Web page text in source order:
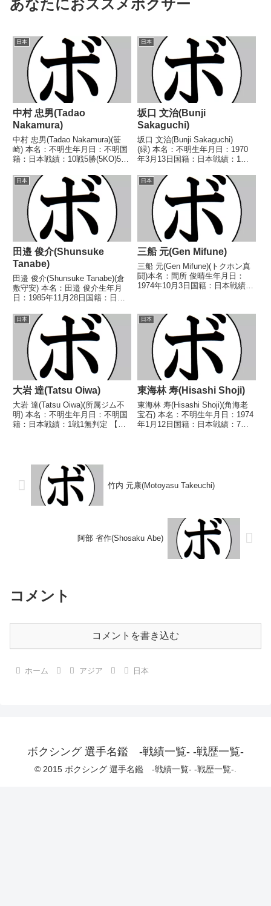
あなたにおススメボクサー
日本
中村 忠男(Tadao
Nakamura)
中村 忠男(Tadao Nakamura)(笹
崎) 本名：不明生年月日：不明国
籍：日本戦績：10戦5勝(5KO)5
歴】■1965年度東日本フェザー級
新人王予選1965/09/23 ●4R判定
(採点不明) 吉原...
日本
坂口 文治(Bunji
Sakaguchi)
坂口 文治(Bunji Sakaguchi)
(緑) 本名：不明生年月日：1970
年3月13日国籍：日本戦績：1戦1
歴】■1992年度中日本ウェルター
級新人王決勝1992/09/23
●1RTKO 伊地知 直樹(...
日本
田邉 俊介(Shunsuke
Tanabe)
田邉 俊介(Shunsuke Tanabe)(倉
敷守安) 本名：田邉 俊介生年月
日：1985年11月28日国籍：日本
ル】なし 【戦歴】2021/04/18
○4R判定 2-0(40-36、39-37、38-
日本
三船 元(Gen Mifune)
三船 元(Gen Mifune)(トクホン真
闘)本名：間所 俊晴生年月日：
1974年10月3日国籍：日本戦績：
ー級新人王【戦歴】1993/10/02
○1RKO 矢作 ...
日本
大岩 達(Tatsu Oiwa)
大岩 達(Tatsu Oiwa)(所属ジム不
明) 本名：不明生年月日：不明国
籍：日本戦績：1戦1無判定 【獲
報】・BoxRecでは選手情...
日本
東海林 寿(Hisashi Shoji)
東海林 寿(Hisashi Shoji)(角海老
宝石) 本名：不明生年月日：1974
年1月12日国籍：日本戦績：7戦4
竹内 元康(Motoyasu Takeuchi)
阿部 省作(Shosaku Abe)
コメント
コメントを書き込む
ホーム アジア 日本
ボクシング 選手名鑑 -戦績一覧- -戦歴一覧-
© 2015 ボクシング 選手名鑑 -戦績一覧- -戦歴一覧-.